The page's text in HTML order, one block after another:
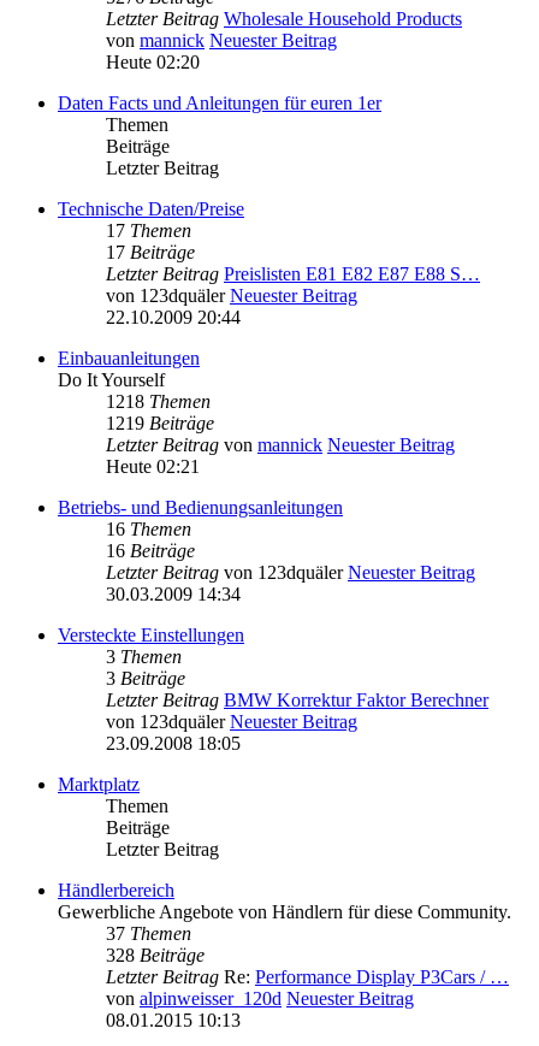
Letzter Beitrag Wholesale Household Products
von mannick Neuester Beitrag
Heute 02:20
Daten Facts und Anleitungen für euren 1er
Themen
Beiträge
Letzter Beitrag
Technische Daten/Preise
17 Themen
17 Beiträge
Letzter Beitrag Preislisten E81 E82 E87 E88 S…
von 123dquäler Neuester Beitrag
22.10.2009 20:44
Einbauanleitungen
Do It Yourself
1218 Themen
1219 Beiträge
Letzter Beitrag von mannick Neuester Beitrag
Heute 02:21
Betriebs- und Bedienungsanleitungen
16 Themen
16 Beiträge
Letzter Beitrag von 123dquäler Neuester Beitrag
30.03.2009 14:34
Versteckte Einstellungen
3 Themen
3 Beiträge
Letzter Beitrag BMW Korrektur Faktor Berechner
von 123dquäler Neuester Beitrag
23.09.2008 18:05
Marktplatz
Themen
Beiträge
Letzter Beitrag
Händlerbereich
Gewerbliche Angebote von Händlern für diese Community.
37 Themen
328 Beiträge
Letzter Beitrag Re: Performance Display P3Cars / …
von alpinweisser_120d Neuester Beitrag
08.01.2015 10:13